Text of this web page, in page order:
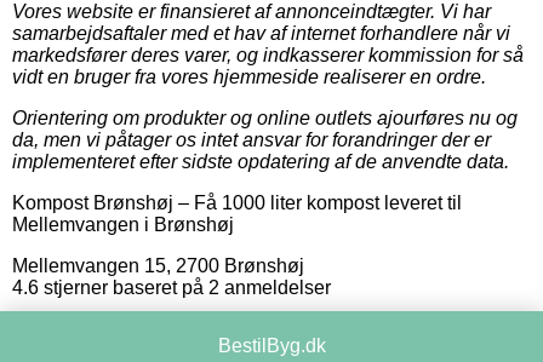
Vores website er finansieret af annonceindtægter. Vi har
samarbejdsaftaler med et hav af internet forhandlere når vi
markedsfører deres varer, og indkasserer kommission for så
vidt en bruger fra vores hjemmeside realiserer en ordre.
Orientering om produkter og online outlets ajourføres nu og
da, men vi påtager os intet ansvar for forandringer der er
implementeret efter sidste opdatering af de anvendte data.
Kompost Brønshøj – Få 1000 liter kompost leveret til
Mellemvangen i Brønshøj
Mellemvangen 15, 2700 Brønshøj
4.6 stjerner baseret på 2 anmeldelser
BestilByg.dk